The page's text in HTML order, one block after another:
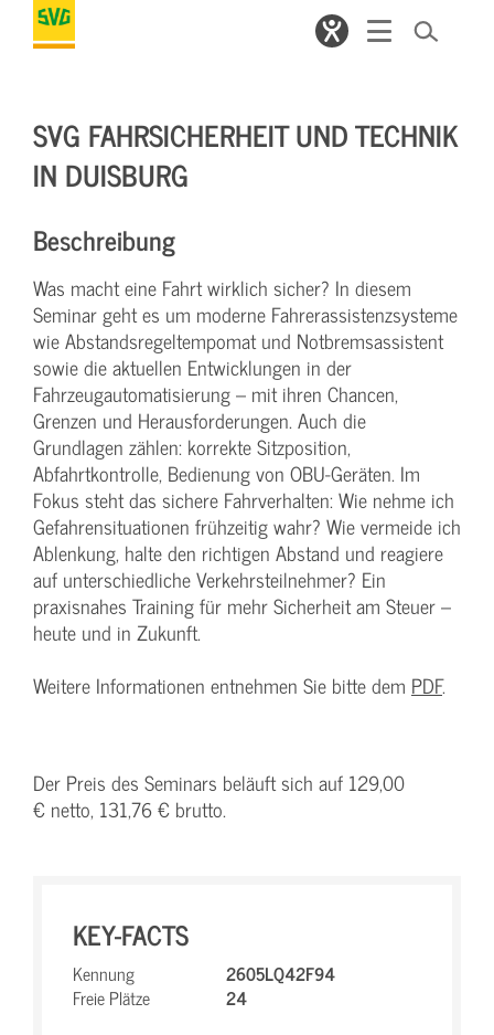
SVG FAHRSICHERHEIT UND TECHNIK
IN DUISBURG
Beschreibung
Was macht eine Fahrt wirklich sicher? In diesem
Seminar geht es um moderne Fahrerassistenzsysteme
wie Abstandsregeltempomat und Notbremsassistent
sowie die aktuellen Entwicklungen in der
Fahrzeugautomatisierung – mit ihren Chancen,
Grenzen und Herausforderungen. Auch die
Grundlagen zählen: korrekte Sitzposition,
Abfahrtkontrolle, Bedienung von OBU-Geräten. Im
Fokus steht das sichere Fahrverhalten: Wie nehme ich
Gefahrensituationen frühzeitig wahr? Wie vermeide ich
Ablenkung, halte den richtigen Abstand und reagiere
auf unterschiedliche Verkehrsteilnehmer? Ein
praxisnahes Training für mehr Sicherheit am Steuer –
heute und in Zukunft.
Weitere Informationen entnehmen Sie bitte dem PDF.
Der Preis des Seminars beläuft sich auf 129,00
€ netto, 131,76 € brutto.
KEY-FACTS
Kennung
2605LQ42F94
Freie Plätze
24